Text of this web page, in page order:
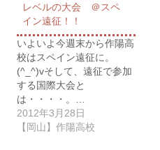
レベルの大会 ＠スペ
イン遠征！！
いよいよ今週末から作陽高
校はスペイン遠征に。
(^_^)vそして、遠征で参加
する国際大会と
は・・・・。…
2012年3月28日
【岡山】作陽高校